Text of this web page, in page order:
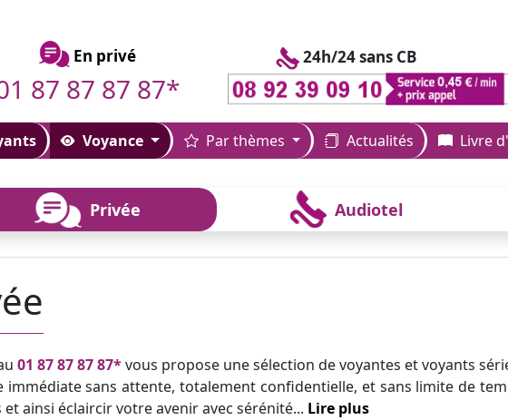
En privé
87 87 87 87*
24h/24 sans CB
Voyance Par thèmes Actualités Livre
Privée Audiotel
01 87 87 87 87*vous propose une sélection de voyantes et voyants
immédiate sans attente, totalement confidentielle, et sans limite de
ainsi éclaircir votre avenir avec sérénité... Lire plus